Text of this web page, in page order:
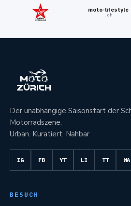
moto-lifestyle
.ch
Der unabhängige Saisonstart der
Motorradszene.
Urban. Kuratiert. Nahbar.
IG FB YT LI TT WA
BESUCH